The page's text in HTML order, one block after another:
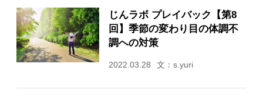
じんラボ プレイバック【第8
回】季節の変わり目の体調不
調への対策
2022.03.28 文：s.yuri